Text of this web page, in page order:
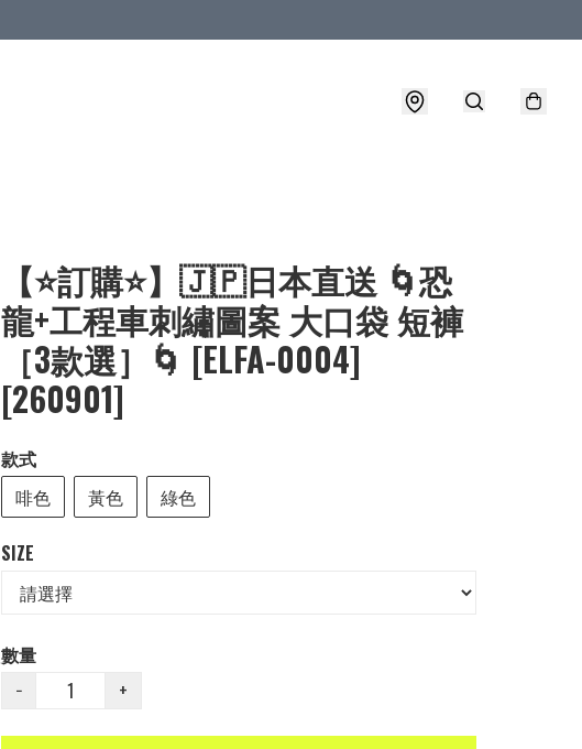
【⭐訂購⭐】🇯🇵日本直送 🌀恐
龍+工程車刺繡圖案 大口袋 短褲
［3款選］🌀 [ELFA-0004]
[260901]
款式
啡色
黃色 綠色
SIZE
數量
−
+